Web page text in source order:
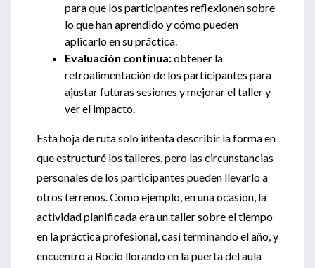
para que los participantes reflexionen sobre
lo que han aprendido y cómo pueden
aplicarlo en su práctica.
Evaluación continua:obtener la
retroalimentación de los participantes para
ajustar futuras sesiones y mejorar el taller y
ver el impacto.
Esta hoja de ruta solo intenta describir la forma en
que estructuré los talleres, pero las circunstancias
personales de los participantes pueden llevarlo a
otros terrenos. Como ejemplo, en una ocasión, la
actividad planificada era un taller sobre el tiempo
en la práctica profesional, casi terminando el año, y
encuentro a Rocío llorando en la puerta del aula